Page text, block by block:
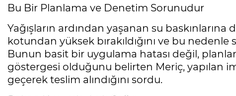
Bu Bir Planlama ve Denetim Sorunudur
Yağışların ardından yaşanan su
kotundan yüksek bırakıldığını ve bu
Bunun basit bir uygulama hatası değil,
göstergesi olduğunu belirten Meriç, yapılan
geçerek teslim alındığını sordu.